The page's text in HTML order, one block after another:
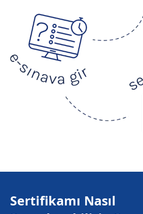
Sertifikamı Nasıl